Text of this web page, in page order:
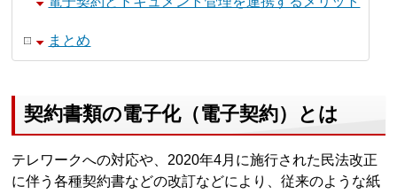
まとめ
契約書類の電子化（電子契約）とは
テレワークへの対応や、2020年4月に施行された民法改正
に伴う各種契約書などの改訂などにより、従来のような紙